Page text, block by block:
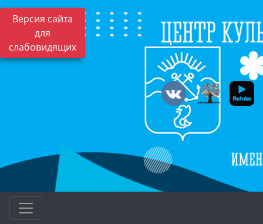
Версия сайта
для
слабовидящих